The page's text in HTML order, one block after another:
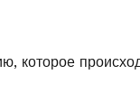
которое